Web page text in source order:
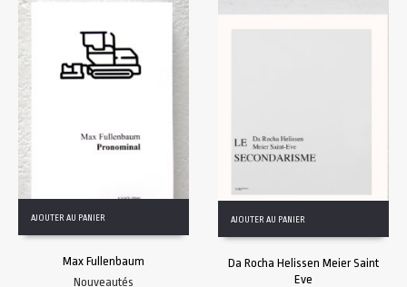
AJOUTER AU PANIER
Max Fullenbaum
Nouveautés
AJOUTER AU PANIER
Da Rocha Helissen Meier Saint
Eve